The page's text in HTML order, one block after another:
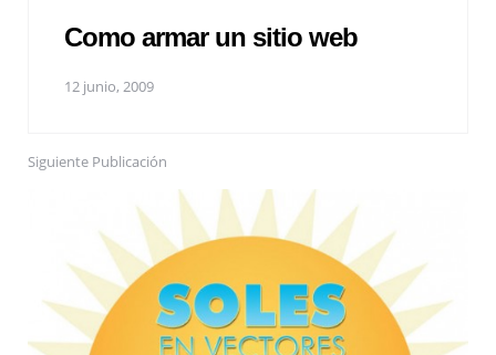
Como armar un sitio web
12 junio, 2009
Siguiente Publicación